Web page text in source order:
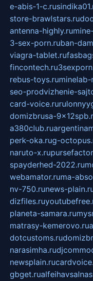
e-abis-1-c.ru
store-brawlstars.ru
antenna-highly.ru
3-sex-porn.ruban-
viagra-tablet.ru
fincontech.ru
rebus-toys.ruminelab-
seo-prodvizhenie-
card-voice.ru
domizbrusa-
a380club.ru
perk-oka.rug-
naruto-x.ru
spayderhed-2022.ru
webamator.ruma-
nv-750.runews-
dizfiles.ru
planeta-samara.ru
matrasy-kemerovo.ru
dotcustoms.ru
narasimha.ru
newsplain.ru
gbget.ru